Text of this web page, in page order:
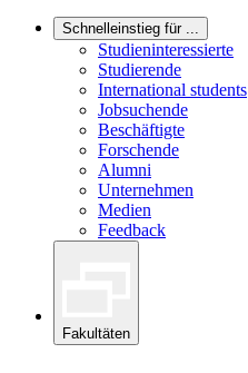
Schnelleinstieg für ...
Studieninteressierte
Studierende
International students
Jobsuchende
Beschäftigte
Forschende
Alumni
Unternehmen
Medien
Feedback
Fakultäten